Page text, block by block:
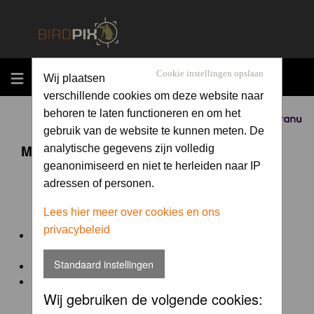
MENU
Sponsored by
Cookie instellingen opslaan
Wij plaatsen
verschillende cookies om deze website naar
behoren te laten functioneren en om het
gebruik van de website te kunnen meten. De
analytische gegevens zijn volledig
geanonimiseerd en niet te herleiden naar IP
adressen of personen.
Lees hier meer over cookies en ons
privacybeleid
Standaard instellingen
Wij gebruiken de volgende cookies:
Maandopdracht 'lentekriebels'
De maandopdracht van Birdpix is een competitie voor
en door de Birdpix fotografen community:
Het onderwerp van de opdracht wordt bepaald door de
winnaar van de laatste maandopdracht
De community nomineert de winnaar.
Geregistreerde gebruikers van Birdpix kunnen onder
deze voorwaardendeelnemen.